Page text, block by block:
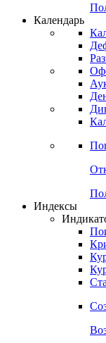
Календарь
Индексы